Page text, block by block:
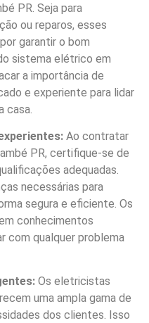
PR. Seja para
ou reparos, esses
garantir o bom
sistema elétrico em
a importância de
e experiente para lidar
casa.
Ao contratar
PR, certifique-se de
adequadas.
necessárias para
segura e eficiente. Os
conhecimentos
com qualquer problema
Os eletricistas
uma ampla gama de
dos clientes. Isso